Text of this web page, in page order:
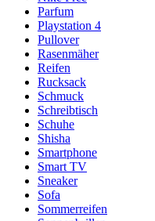
Parfum
Playstation 4
Pullover
Rasenmäher
Reifen
Rucksack
Schmuck
Schreibtisch
Schuhe
Shisha
Smartphone
Smart TV
Sneaker
Sofa
Sommerreifen